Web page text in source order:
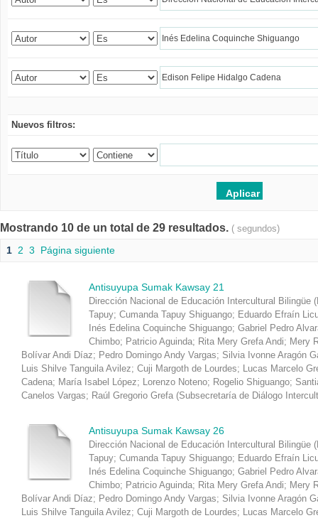
Nuevos filtros:
Mostrando 10 de un total de 29 resultados. ( segundos)
1 2 3 Página siguiente
Antisuyupa Sumak Kawsay 21
Dirección Nacional de Educación Intercultural Bilingüe
Tapuy; Cumanda Tapuy Shiguango; Eduardo Efraín
Inés Edelina Coquinche Shiguango; Gabriel Pedro
Chimbo; Patricio Aguinda; Rita Mery Grefa Andi; Mery
Bolívar Andi Díaz; Pedro Domingo Andy Vargas; Silvia Ivonne Aragón
Luis Shilve Tanguila Avilez; Cuji Margoth de Lourdes; Lucas Marcelo
Cadena; María Isabel López; Lorenzo Noteno; Rogelio Shiguango;
Canelos Vargas; Raúl Gregorio Grefa (Subsecretaría de Diálogo
Antisuyupa Sumak Kawsay 26
Dirección Nacional de Educación Intercultural Bilingüe
Tapuy; Cumanda Tapuy Shiguango; Eduardo Efraín
Inés Edelina Coquinche Shiguango; Gabriel Pedro
Chimbo; Patricio Aguinda; Rita Mery Grefa Andi; Mery
Bolívar Andi Díaz; Pedro Domingo Andy Vargas; Silvia Ivonne Aragón
Luis Shilve Tanguila Avilez; Cuji Margoth de Lourdes; Lucas Marcelo